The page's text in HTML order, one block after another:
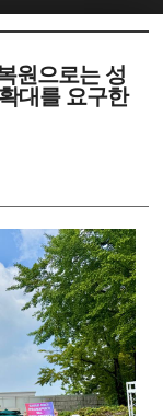
원으로는 성
대를 요구한
5
5